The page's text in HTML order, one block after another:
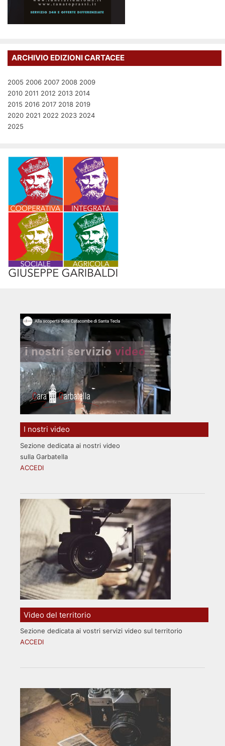
ARCHIVIO EDIZIONI CARTACEE
2005 2006 2007 2008 2009
2010 2011 2012 2013 2014
2015 2016 2017 2018 2019
2020 2021 2022 2023 2024
2025
I nostri video
Sezione dedicata ai nostri video
sulla Garbatella
ACCEDI
Video del territorio
Sezione dedicata ai vostri servizi video sul territorio
ACCEDI